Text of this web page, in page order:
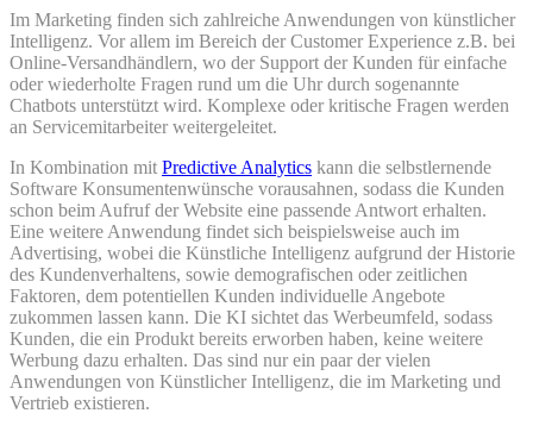
Im Marketing finden sich zahlreiche Anwendungen von künstlicher
Intelligenz. Vor allem im Bereich der Customer Experience z.B. bei
Online-Versandhändlern, wo der Support der Kunden für einfache
oder wiederholte Fragen rund um die Uhr durch sogenannte
Chatbots unterstützt wird. Komplexe oder kritische Fragen werden
an Servicemitarbeiter weitergeleitet.
In Kombination mit Predictive Analytics kann die selbstlernende
Software Konsumentenwünsche vorausahnen, sodass die Kunden
schon beim Aufruf der Website eine passende Antwort erhalten.
Eine weitere Anwendung findet sich beispielsweise auch im
Advertising, wobei die Künstliche Intelligenz aufgrund der Historie
des Kundenverhaltens, sowie demografischen oder zeitlichen
Faktoren, dem potentiellen Kunden individuelle Angebote
zukommen lassen kann. Die KI sichtet das Werbeumfeld, sodass
Kunden, die ein Produkt bereits erworben haben, keine weitere
Werbung dazu erhalten. Das sind nur ein paar der vielen
Anwendungen von Künstlicher Intelligenz, die im Marketing und
Vertrieb existieren.